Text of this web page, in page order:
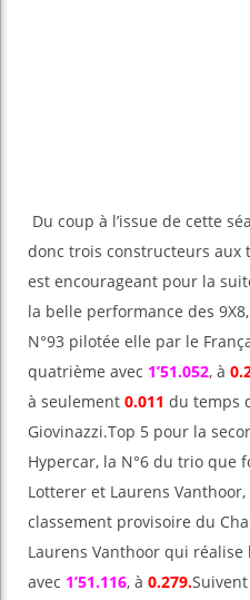
Du coup à l’issue de cette
donc trois constructeurs aux
est encourageant pour la
la belle performance des
N°93 pilotée elle par le
quatrième avec 1’51.052, à
à seulement 0.011 du temps
Giovinazzi.Top 5 pour la
Hypercar, la N°6 du trio que
Lotterer et Laurens
classement provisoire du
Laurens Vanthoor qui
avec 1’51.116, à 0.279.